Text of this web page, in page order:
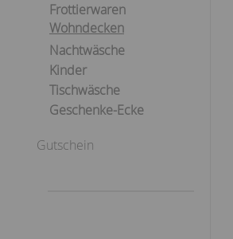
Frottierwaren
Wohndecken
Nachtwäsche
Kinder
Tischwäsche
Geschenke-Ecke
Gutschein